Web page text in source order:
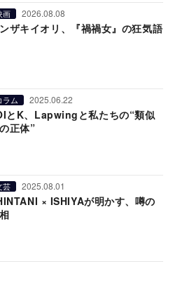
画 2026.08.08
ザキイオリ、『禍禍女』の狂気語
ラム 2025.06.22
とK、Lapwingと私たちの“類似
正体”
芸 2025.08.01
× ISHIYAが明かす、噂の